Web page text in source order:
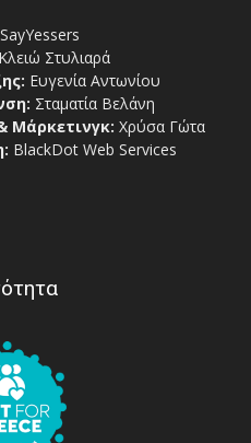
Κλειώ Στυλιαρά
Ευγενία Αντωνίου
Σταματία Βελάνη
Μάρκετινγκ: Χρύσα Γώτα
BlackDot Web Services